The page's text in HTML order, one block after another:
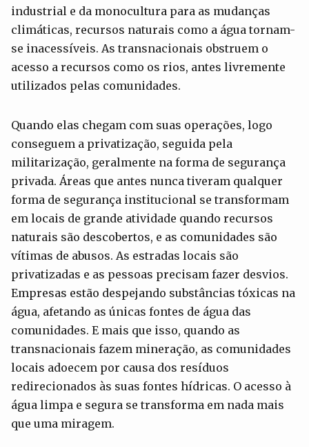
industrial e da monocultura para as mudanças
climáticas, recursos naturais como a água tornam-
se inacessíveis. As transnacionais obstruem o
acesso a recursos como os rios, antes livremente
utilizados pelas comunidades.
Quando elas chegam com suas operações, logo
conseguem a privatização, seguida pela
militarização, geralmente na forma de segurança
privada. Áreas que antes nunca tiveram qualquer
forma de segurança institucional se transformam
em locais de grande atividade quando recursos
naturais são descobertos, e as comunidades são
vítimas de abusos. As estradas locais são
privatizadas e as pessoas precisam fazer desvios.
Empresas estão despejando substâncias tóxicas na
água, afetando as únicas fontes de água das
comunidades. E mais que isso, quando as
transnacionais fazem mineração, as comunidades
locais adoecem por causa dos resíduos
redirecionados às suas fontes hídricas. O acesso à
água limpa e segura se transforma em nada mais
que uma miragem.